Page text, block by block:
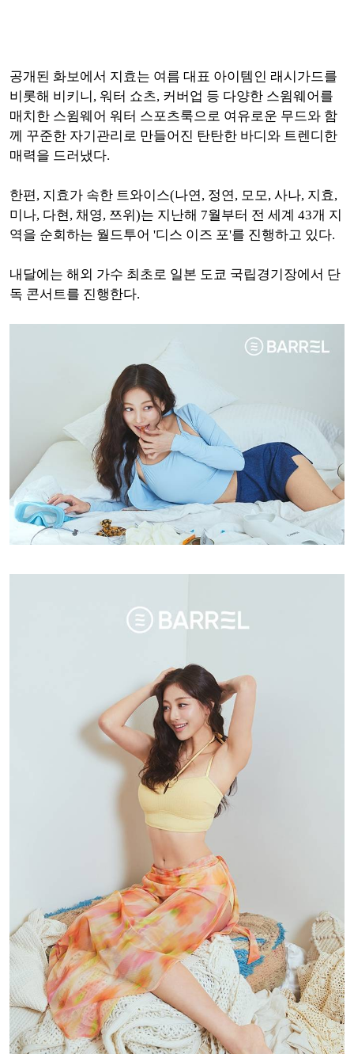
공개된 화보에서 지효는 여름 대표 아이템인 래시가드를
비롯해 비키니, 워터 쇼츠, 커버업 등 다양한 스윔웨어를
매치한 스윔웨어 워터 스포츠룩으로 여유로운 무드와 함
께 꾸준한 자기관리로 만들어진 탄탄한 바디와 트렌디한
매력을 드러냈다.
한편, 지효가 속한 트와이스(나연, 정연, 모모, 사나, 지효,
미나, 다현, 채영, 쯔위)는 지난해 7월부터 전 세계 43개 지
역을 순회하는 월드투어 '디스 이즈 포'를 진행하고 있다.
내달에는 해외 가수 최초로 일본 도쿄 국립경기장에서 단
독 콘서트를 진행한다.